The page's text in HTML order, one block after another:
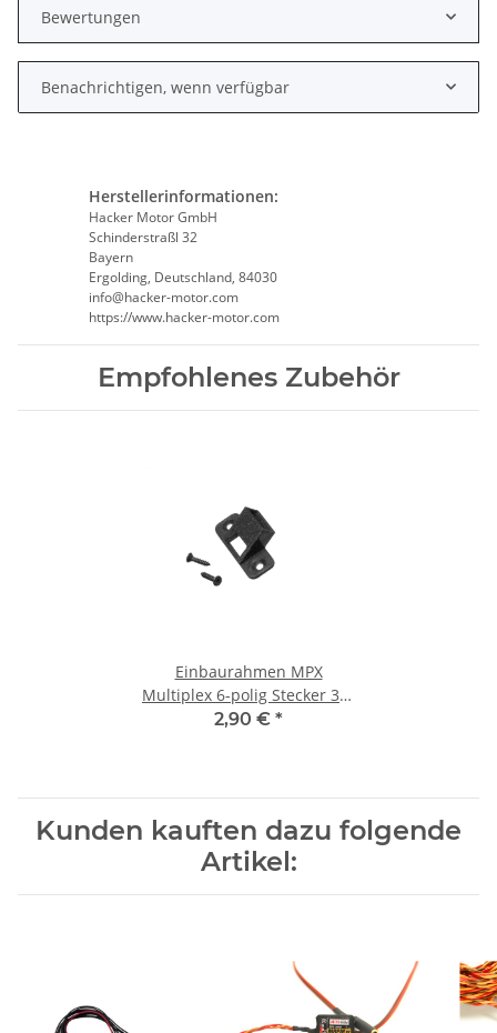
Bewertungen
Benachrichtigen, wenn verfügbar
Herstellerinformationen:
Hacker Motor GmbH
Schinderstraßl 32
Bayern
Ergolding, Deutschland, 84030
info@hacker-motor.com
https://www.hacker-motor.com
Empfohlenes Zubehör
Einbaurahmen MPX
Multiplex 6-polig Stecker 30°
liegend
2,90 € *
Kunden kauften dazu folgende
Artikel: